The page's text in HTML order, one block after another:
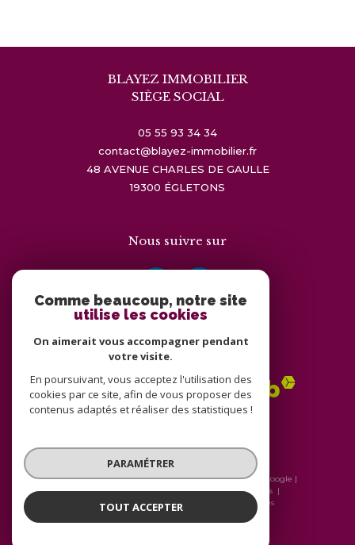
BLAYEZ IMMOBILIER
SIÈGE SOCIAL
05 55 93 34 34
contact@blayez-immobilier.fr
48 AVENUE CHARLES DE GAULLE
19300
ÉGLETONS
Nous suivre sur
Adhérents
© 2026 | Tous droits réservés | Traduction powered by Google |
Nos honoraires
Plan du site
Mentions légales
Admin
Nos liens Politique RGPD Cookies
Comme beaucoup, notre site
utilise les cookies
On aimerait vous accompagner pendant
votre visite.
En poursuivant, vous acceptez l'utilisation des
cookies par ce site, afin de vous proposer des
contenus adaptés et réaliser des statistiques !
PARAMÉTRER
TOUT ACCEPTER